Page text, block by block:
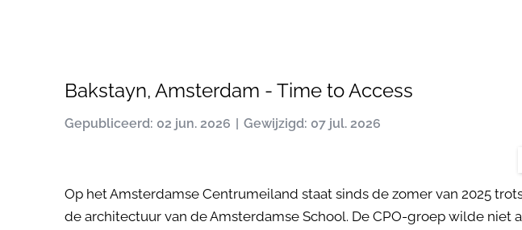
Bakstayn, Amsterdam - Time to Access
Gepubliceerd: 02 jun. 2026 Gewijzigd: 07 jul. 2026
Op het Amsterdamse Centrumeiland staat sinds de zomer van 2025
de architectuur van de Amsterdamse School. De CPO-groep wilde